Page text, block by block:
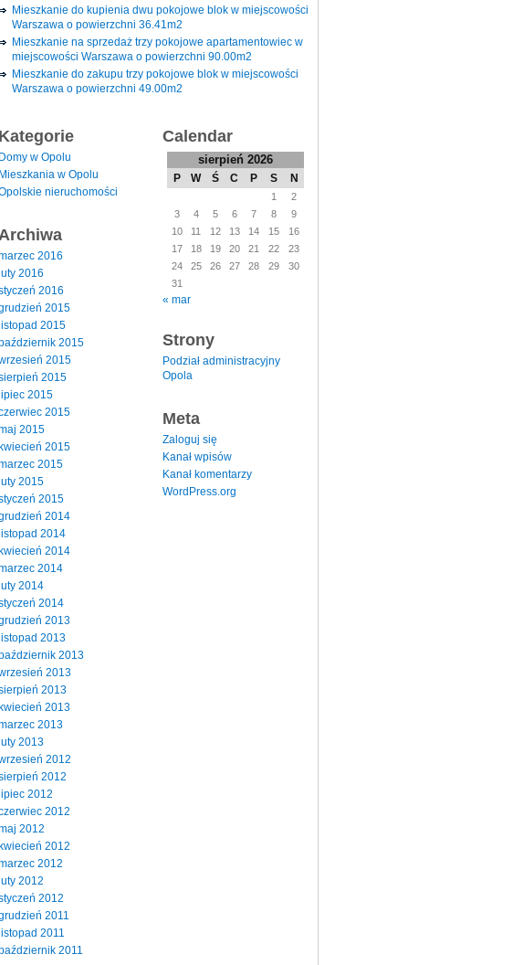
Mieszkanie do kupienia dwu pokojowe blok w miejscowości
Warszawa o powierzchni 36.41m2
Mieszkanie na sprzedaż trzy pokojowe apartamentowiec w
miejscowości Warszawa o powierzchni 90.00m2
Mieszkanie do zakupu trzy pokojowe blok w miejscowości
Warszawa o powierzchni 49.00m2
Kategorie
Domy w Opolu
Mieszkania w Opolu
nieruchomości
Archiwa
2016
2016
2016
2015
2015
2015
2015
2015
2015
2015
2015
2015
2015
2015
2015
2014
2014
2014
2014
2014
2014
2013
2013
2013
2013
2013
2013
2013
2013
2012
2012
2012
2012
2012
2012
2012
2012
2012
2011
2011
2011
Calendar
sierpień 2026
P W Ś C P S N
1
2
3
4 5 6 7 8
9
10
11 12 13 14 15
16
17
18 19 20 21 22
23
24
25 26 27 28 29
30
31
« mar
Strony
Podział administracyjny
Opola
Meta
Zaloguj się
Kanał wpisów
Kanał komentarzy
WordPress.org